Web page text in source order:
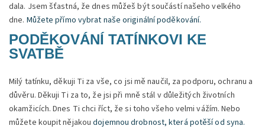
dala. Jsem šťastná, že dnes můžeš být součástí našeho velkého
dne. Můžete přímo vybrat naše originální poděkování.
PODĚKOVÁNÍ TATÍNKOVI KE
SVATBĚ
Milý tatínku, děkuji Ti za vše, co jsi mě naučil, za podporu, ochranu a
důvěru. Děkuji Ti za to, že jsi při mně stál v důležitých životních
okamžicích. Dnes Ti chci říct, že si toho všeho velmi vážím. Nebo
můžete koupit nějakoudojemnou drobnost, která potěší od syna.